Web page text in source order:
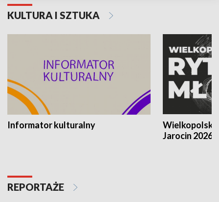
KULTURA I SZTUKA
Informator kulturalny
Jarocin 2026
REPORTAŻE